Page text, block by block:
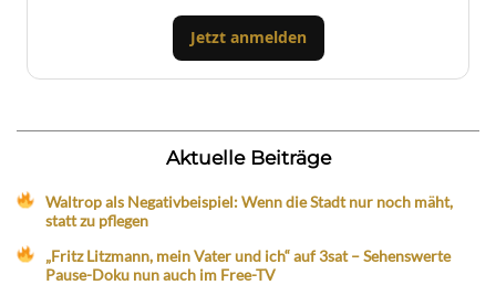
Jetzt anmelden
Aktuelle Beiträge
Waltrop als Negativbeispiel: Wenn die Stadt nur noch mäht,
statt zu pflegen
„Fritz Litzmann, mein Vater und ich“ auf 3sat – Sehenswerte
Pause-Doku nun auch im Free-TV